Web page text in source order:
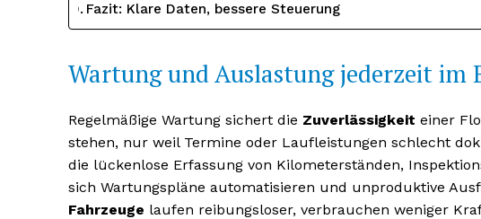
Fazit: Klare Daten, bessere Steuerung
Wartung und Auslastung jederzeit im
Regelmäßige Wartung sichert die Zuverlässigkeit einer
stehen, nur weil Termine oder Laufleistungen schlecht
die lückenlose Erfassung von Kilometerständen,
sich Wartungspläne automatisieren und unproduktive
Fahrzeuge laufen reibungsloser, verbrauchen weniger